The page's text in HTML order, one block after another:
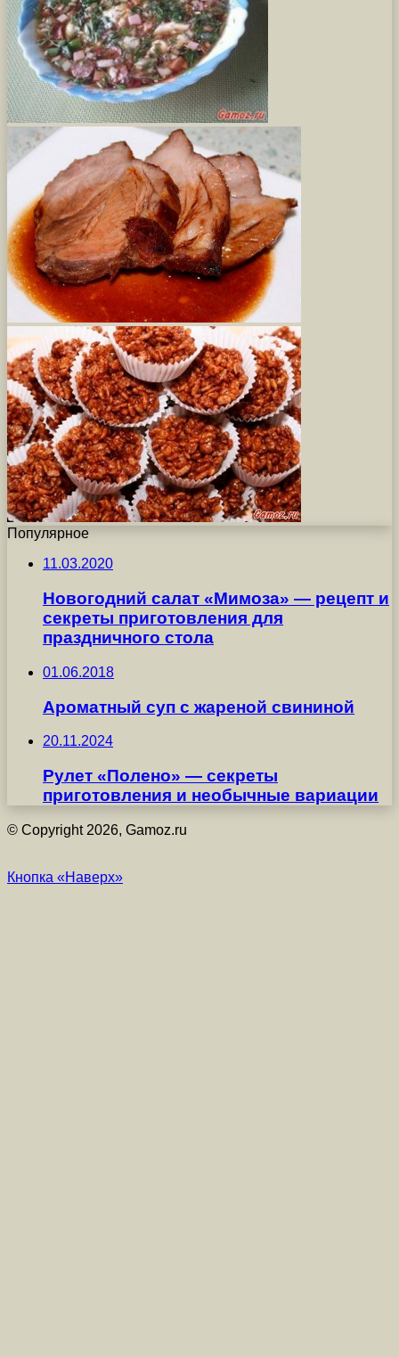
Популярное
11.03.2020
Новогодний салат «Мимоза» — рецепт и
секреты приготовления для
праздничного стола
01.06.2018
Ароматный суп с жареной свининой
20.11.2024
Рулет «Полено» — секреты
приготовления и необычные вариации
© Copyright 2026, Gamoz.ru
Кнопка «Наверх»